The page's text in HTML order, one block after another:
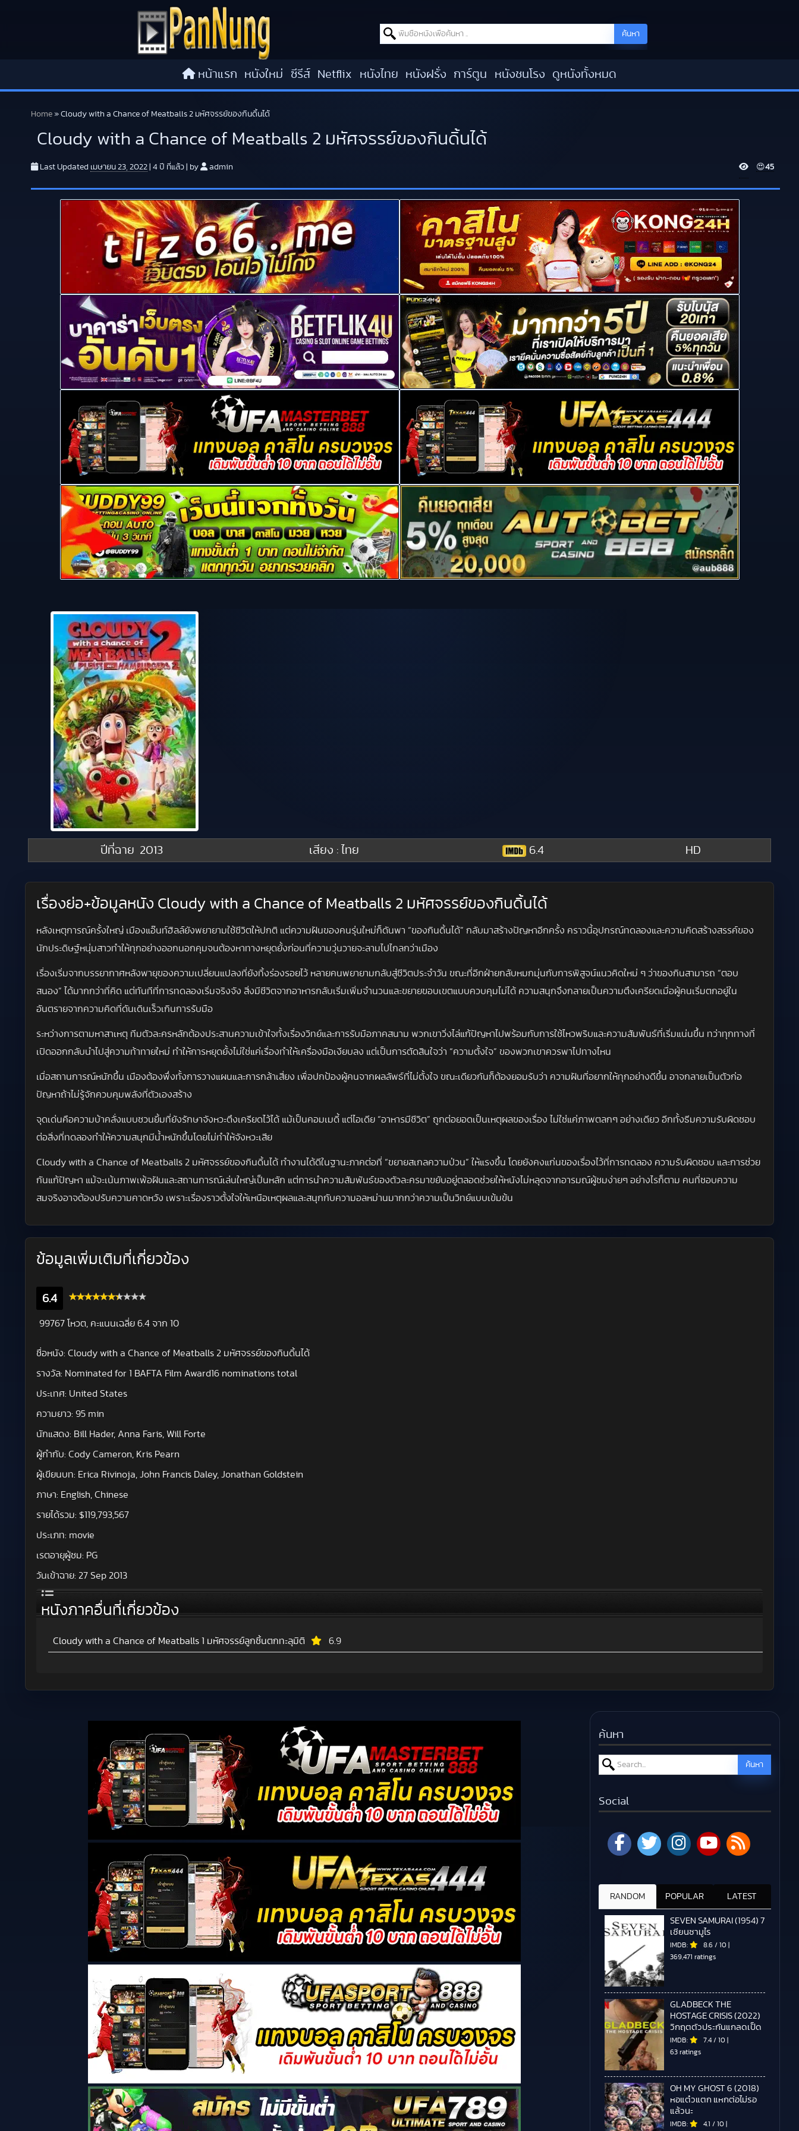
Search for: ค้นหา
หน้าแรก หนังใหม่ ซีรีส์ Netflix หนังไทย หนังฝรั่ง การ์ตูน หนังชนโรง ดูหนังทั้งหมด
Home » Cloudy with a Chance of Meatballs 2 มหัศจรรย์ของกินดิ้นได้
Cloudy with a Chance of Meatballs 2 มหัศจรรย์ของกินดิ้นได้
Last Updated เมษายน 23, 2022 4 ปี ที่แล้ว by admin V
i
😍45
ปีที่ฉาย 2013 เสียง : ไทย 6.4 HD
เรื่องย่อ+ข้อมูลหนัง Cloudy with a Chance of Meatballs 2 มหัศจรรย์ของกินดิ้นได้
หลังเหตุการณ์ครั้งใหญ่ เมืองแอ๊นท์ฮิลล์ยังพยายามใช้ชีวิตให้ปกติ แต่ความฝันของคนรุ่นใหม่ก็ดันพา “ของกินดิ้นได้” กลับมาสร้างปัญหาอีกครั้ง คราวนี้อุปกรณ์ทดลองและความคิดสร้างสรรค์ของ
นักประดิษฐ์หนุ่มสาวทำให้ทุกอย่างออกนอกคุมจนต้องหาทางหยุดยั้งก่อนที่ความวุ่นวายจะลามไปไกลกว่าเมือง
เรื่องเริ่มจากบรรยากาศหลังพายุของความเปลี่ยนแปลงที่ยังทิ้งร่องรอยไว้ หลายคนพยายามกลับสู่ชีวิตประจำวัน ขณะที่อีกฝ่ายกลับหมกมุ่นกับการพิสูจน์แนวคิดใหม่ ๆ ว่าของกินสามารถ “ตอบ
สนอง” ได้มากกว่าที่คิด แต่ทันทีที่การทดลองเริ่มจริงจัง สิ่งมีชีวิตจากอาหารกลับเริ่มเพิ่มจำนวนและขยายขอบเขตแบบควบคุมไม่ได้ ความสนุกจึงกลายเป็นความตึงเครียดเมื่อผู้คนเริ่มตกอยู่ใน
อันตรายจากความคิดที่ดันเดินเร็วเกินการรับมือ
ระหว่างการตามหาสาเหตุ ทีมตัวละครหลักต้องประสานความเข้าใจทั้งเรื่องวิทย์และการรับมือภาคสนาม พวกเขาวิ่งไล่แก้ปัญหาไปพร้อมกับการใช้ไหวพริบและความสัมพันธ์ที่เริ่มแน่นขึ้น ทว่าทุกทางที่
เปิดออกกลับนำไปสู่ความท้าทายใหม่ ทำให้การหยุดยั้งไม่ใช่แค่เรื่องทำให้เครื่องมือเงียบลง แต่เป็นการตัดสินใจว่า “ความตั้งใจ” ของพวกเขาควรพาไปทางไหน
เมื่อสถานการณ์หนักขึ้น เมืองต้องพึ่งทั้งการวางแผนและการกล้าเสี่ยง เพื่อปกป้องผู้คนจากผลลัพธ์ที่ไม่ตั้งใจ ขณะเดียวกันก็ต้องยอมรับว่า ความฝันที่อยากให้ทุกอย่างดีขึ้น อาจกลายเป็นตัวก่อ
ปัญหาถ้าไม่รู้จักควบคุมพลังที่ตัวเองสร้าง
จุดเด่นคือความบ้าคลั่งแบบชวนยิ้มที่ยังรักษาจังหวะตึงเครียดไว้ได้ แม้เป็นคอมเมดี้ แต่ไอเดีย “อาหารมีชีวิต” ถูกต่อยอดเป็นเหตุผลของเรื่อง ไม่ใช่แค่ภาพตลกๆ อย่างเดียว อีกทั้งธีมความรับผิดชอบ
ต่อสิ่งที่ทดลองทำให้ความสนุกมีน้ำหนักขึ้นโดยไม่ทำให้จังหวะเสีย
Cloudy with a Chance of Meatballs 2 มหัศจรรย์ของกินดิ้นได้ ทำงานได้ดีในฐานะภาคต่อที่ “ขยายสเกลความป่วน” ให้แรงขึ้น โดยยังคงแก่นของเรื่องไว้ที่การทดลอง ความรับผิดชอบ และการช่วย
กันแก้ปัญหา แม้จะเน้นภาพเพ้อฝันและสถานการณ์เล่นใหญ่เป็นหลัก แต่การนำความสัมพันธ์ของตัวละครมาขยับอยู่ตลอดช่วยให้หนังไม่หลุดจากอารมณ์ผู้ชมง่ายๆ อย่างไรก็ตาม คนที่ชอบความ
สมจริงอาจต้องปรับความคาดหวัง เพราะเรื่องราวตั้งใจให้เหนือเหตุผลและสนุกกับความอลหม่านมากกว่าความเป็นวิทย์แบบเข้มข้น
ข้อมูลเพิ่มเติมที่เกี่ยวข้อง
6.4
99767 โหวต, คะแนนเฉลี่ย 6.4 จาก 10
ชื่อหนัง: Cloudy with a Chance of Meatballs 2 มหัศจรรย์ของกินดิ้นได้
รางวัล: Nominated for 1 BAFTA Film Award16 nominations total
ประเทศ: United States
ความยาว: 95 min
นักแสดง: Bill Hader, Anna Faris, Will Forte
ผู้กำกับ: Cody Cameron, Kris Pearn
ผู้เขียนบท: Erica Rivinoja, John Francis Daley, Jonathan Goldstein
ภาษา: English, Chinese
รายได้รวม: $119,793,567
ประเภท: movie
เรตอายุผู้ชม: PG
วันเข้าฉาย: 27 Sep 2013
หนังภาคอื่นที่เกี่ยวข้อง
Cloudy with a Chance of Meatballs 1 มหัศจรรย์ลูกชิ้นตกทะลุมิติ 6.9
ค้นหา
Search for: ค้นหา
Social
RANDOM POPULAR LATEST
SEVEN SAMURAI (1954) 7
เซียนซามูไร
IMDB: 8.6 / 10 |
369,471 ratings
GLADBECK THE
HOSTAGE CRISIS (2022)
วิกฤตตัวประกันแกลดเป็ด
IMDB: 7.4 / 10 |
63 ratings
OH MY GHOST 6 (2018)
หอแต๋วแตก แหกต่อไม่รอ
แล้วนะ
IMDB: 4.1 / 10 |